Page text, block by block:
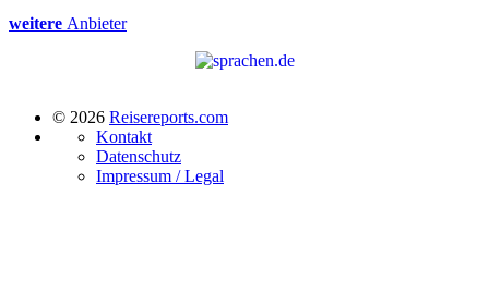
weitere Anbieter
© 2026 Reisereports.com
Kontakt
Datenschutz
Impressum / Legal